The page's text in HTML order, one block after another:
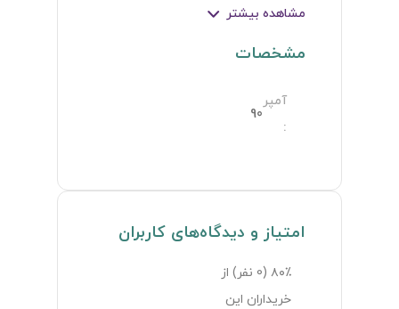
مشاهده بیشتر
مشخصات
آمپر
:
90
امتیاز و دیدگاه‌های کاربران
۸۰٪ ( 0 نفر) از
خریداران این